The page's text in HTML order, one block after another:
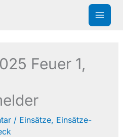
Feuer 1,
/ Einsätze, Einsätze-